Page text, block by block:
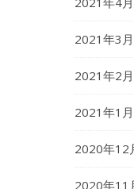
2021年3月
2021年2月
2021年1月
2020年12
2020年11